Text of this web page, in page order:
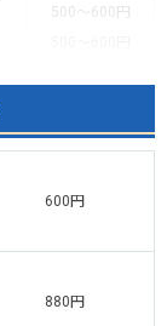
500～600円
500～600円
-円
-円
600円
880円